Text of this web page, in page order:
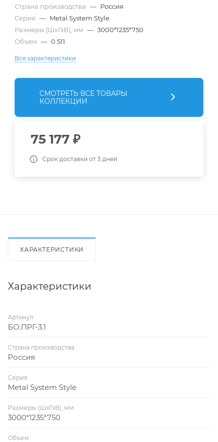
Страна производства — Россия
Серия — Metal System Style
Размеры (ШхГхВ), мм — 3000*1235*750
Объем — 0.511
Все характеристики
СМОТРЕТЬ ВСЕ ТОВАРЫ
КОЛЛЕКЦИИ
75 177 ₽
Срок доставки от 3 дней
ХАРАКТЕРИСТИКИ
Характеристики
Артикул
БО.ПРГ-3.1
Страна производства
Россия
Серия
Metal System Style
Размеры (ШхГхВ), мм
3000*1235*750
Объем